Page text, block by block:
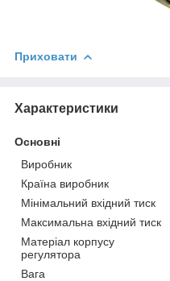
Приховати
Характеристики
Основні
Виробник
Країна виробник
Мінімальний вхідний тиск
Максимальна вхідний тиск
Матеріал корпусу
регулятора
Вага